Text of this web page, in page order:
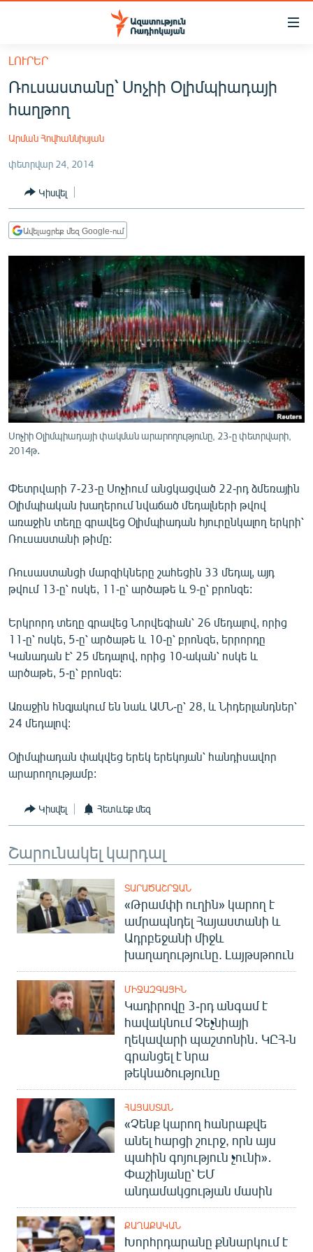
Մատչելիության
հիմնական
բովանդակությանը
Անցնել
հիմնական
մենյուին
ՔԱՂԱՔԱԿԱՆ
ԸՆՏՐՈՒԹՅՈՒՆՆԵՐ 2026
ԻՐԱՎՈՒՆՔ
ՀԱՍԱՐԱԿՈՒԹՅՈՒՆ
ՏՆՏԵՍՈՒԹՅՈՒՆ
ՊԱՏԵՐԱԶՄԻ 6 ՇԱԲԱԹՆԵՐԸ
ՏԱՐԱԾԱՇՐՋԱՆ
ՄԻՋԱԶԳԱՅԻՆ
ՄՇԱԿՈՒՅԹ
ՍՊՈՐՏ
ՄԵԿՆԱԲԱՆՈՒԹՅՈՒՆ
ՏՏ ԵՒ ԻՆՏԵՐՆԵՏ
ԿՈՐՈՆԱՎԻՐՈՒՍ
ՏԵՍԱՆՅՈՒԹԵՐ
ԲԱՆԱՎԵՃ
ՓՈԴՔԱՍԹ
English
Русский
ՀԵՏԵՎԵՔ ՄԵԶ
ԼՈՒՐԵՐ
Ռուսաստանը՝ Սոչիի Օլիմպիադայի
հաղթող
Արման Հովհաննիսյան
փետրվար 24, 2014
Կիսվել
Ավելացրեք մեզ Google-ում
Սոչիի Օլիմպիադայի փակման արարողությունը, 23-ը փետրվարի,
2014թ․
Փետրվարի 7-23-ը Սոչիում անցկացված 22-րդ ձմեռային
Օլիմպիական խաղերում նվաճած մեդալների թվով
առաջին տեղը գրավեց Օլիմպիադան հյուրընկալող երկրի՝
Ռուսաստանի թիմը:
Ռուսաստանցի մարզիկները շահեցին 33 մեդալ, այդ
թվում 13-ը՝ ոսկե, 11-ը՝ արծաթե և 9-ը՝ բրոնզե:
Երկրորդ տեղը գրավեց Նորվեգիան՝ 26 մեդալով, որից
11-ը՝ ոսկե, 5-ը՝ արծաթե և 10-ը՝ բրոնզե, երրորդը
Կանադան է՝ 25 մեդալով, որից 10-ական՝ ոսկե և
արծաթե, 5-ը՝ բրոնզե:
Առաջին հնգյակում են նաև ԱՄՆ-ը՝ 28, և Նիդերլանդներ՝
24 մեդալով:
Օլիմպիադան փակվեց երեկ երեկոյան՝ հանդիսավոր
արարողությամբ:
Կիսվել Հետևեք մեզ
Շարունակել կարդալ
ՏԱՐԱԾԱՇՐՋԱՆ
«Թրամփի ուղին» կարող է
ամրապնդել Հայաստանի և
Ադրբեջանի միջև
խաղաղությունը. Լայթսթոուն
ՄԻՋԱԶԳԱՅԻՆ
Կադիրովը 3-րդ անգամ է
հավակնում Չեչնիայի
ղեկավարի պաշտոնին․ ԿԸՀ-ն
գրանցել է նրա
թեկնածությունը
ՀԱՅԱՍՏԱՆ
«Չենք կարող հանրաքվե
անել հարցի շուրջ, որն այս
պահին գոյություն չունի»․
Փաշինյանը՝ ԵՄ
անդամակցության մասին
ՔԱՂԱՔԱԿԱՆ
Խորհրդարանը քննարկում է